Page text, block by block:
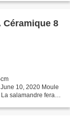
8
10, 2020 Moule
salamandre fera